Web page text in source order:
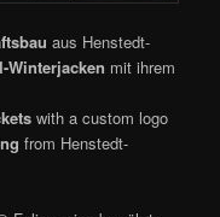
aus Henstedt-
Winterjacken mit ihrem
with a custom logo
from Henstedt-